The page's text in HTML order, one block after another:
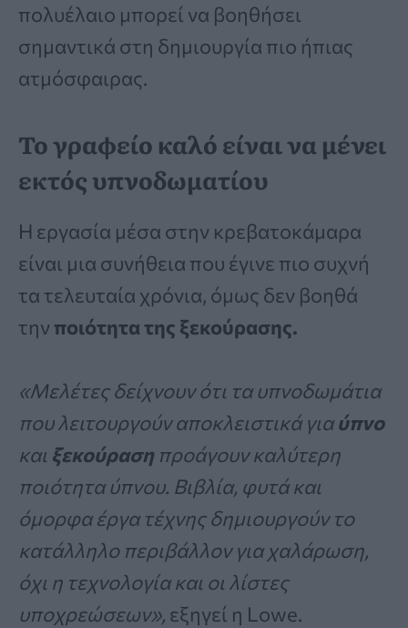
πολυέλαιο μπορεί να βοηθήσει
σημαντικά στη δημιουργία πιο ήπιας
ατμόσφαιρας.
Το γραφείο καλό είναι να μένει
εκτός υπνοδωματίου
Η εργασία μέσα στην κρεβατοκάμαρα
είναι μια συνήθεια που έγινε πιο συχνή
τα τελευταία χρόνια, όμως δεν βοηθά
την ποιότητα της ξεκούρασης.
«Μελέτες δείχνουν ότι τα υπνοδωμάτια
που λειτουργούν αποκλειστικά γιαύπνο
και ξεκούρασηπροάγουν καλύτερη
ποιότητα ύπνου. Βιβλία, φυτά και
όμορφα έργα τέχνης δημιουργούν το
κατάλληλο περιβάλλον για χαλάρωση,
όχι η τεχνολογία και οι λίστες
υποχρεώσεων», εξηγεί η Lowe.